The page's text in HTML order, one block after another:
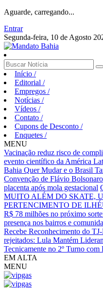
Aguarde, carregando...
Entrar
Segunda-feira, 10 de Agosto
Início /
Editorial /
Empregos /
Notícias /
Vídeos /
Contato /
Cupons de Desconto /
Enquetes /
MENU
Vacinação reduz risco de
evento científico da América
Bahia Quer Mudar e o Brasil
Convenção de Flávio Bolsonaro
placenta após mola gestacional
MUITO ALÉM DO SKATE,
PERTENCIMENTO DE
R$ 78 milhões no próximo
presença nos bairros e
Recebe Reconhecimento do
rejeitados: Lula Mantém
Tecnicamente no 2º Turno
EM ALTA
MENU